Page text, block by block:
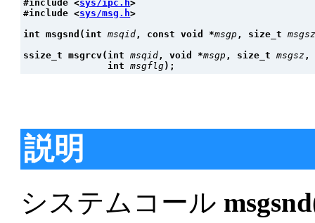
#include <sys/ipc.h>
#include <sys/msg.h>
int msgsnd(int msqid , const void *msgp , size_t
ssize_t msgrcv(int msqid , void *msgp , size_t msgsz ,
               int
msgflg);
説明
システムコール msgsnd